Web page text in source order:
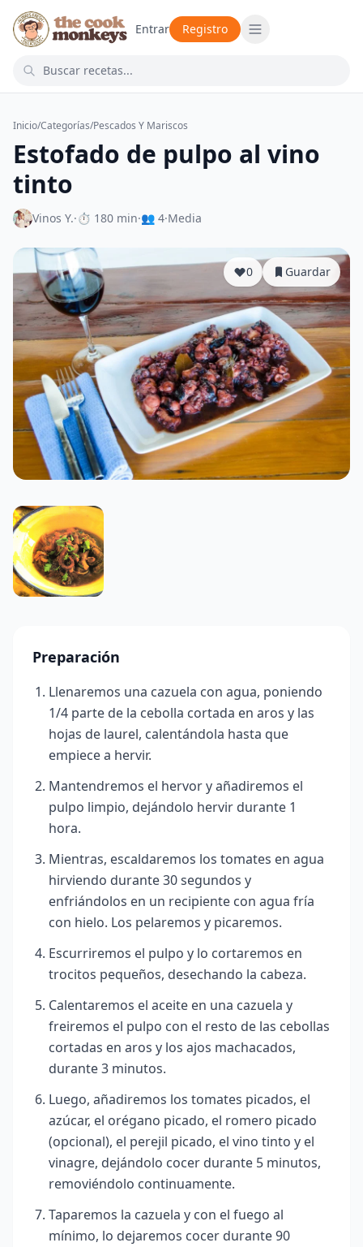
Entrar Registro
Inicio/Categorías/Pescados Y Mariscos
Estofado de pulpo al vino
tinto
Vinos Y.·⏱ 180 min·👥 4·Media
0 Guardar
Preparación
Llenaremos una cazuela con agua, poniendo
1/4 parte de la cebolla cortada en aros y las
hojas de laurel, calentándola hasta que
empiece a hervir.
Mantendremos el hervor y añadiremos el
pulpo limpio, dejándolo hervir durante 1
hora.
Mientras, escaldaremos los tomates en agua
hirviendo durante 30 segundos y
enfriándolos en un recipiente con agua fría
con hielo. Los pelaremos y picaremos.
Escurriremos el pulpo y lo cortaremos en
trocitos pequeños, desechando la cabeza.
Calentaremos el aceite en una cazuela y
freiremos el pulpo con el resto de las cebollas
cortadas en aros y los ajos machacados,
durante 3 minutos.
Luego, añadiremos los tomates picados, el
azúcar, el orégano picado, el romero picado
(opcional), el perejil picado, el vino tinto y el
vinagre, dejándolo cocer durante 5 minutos,
removiéndolo continuamente.
Taparemos la cazuela y con el fuego al
mínimo, lo dejaremos cocer durante 90